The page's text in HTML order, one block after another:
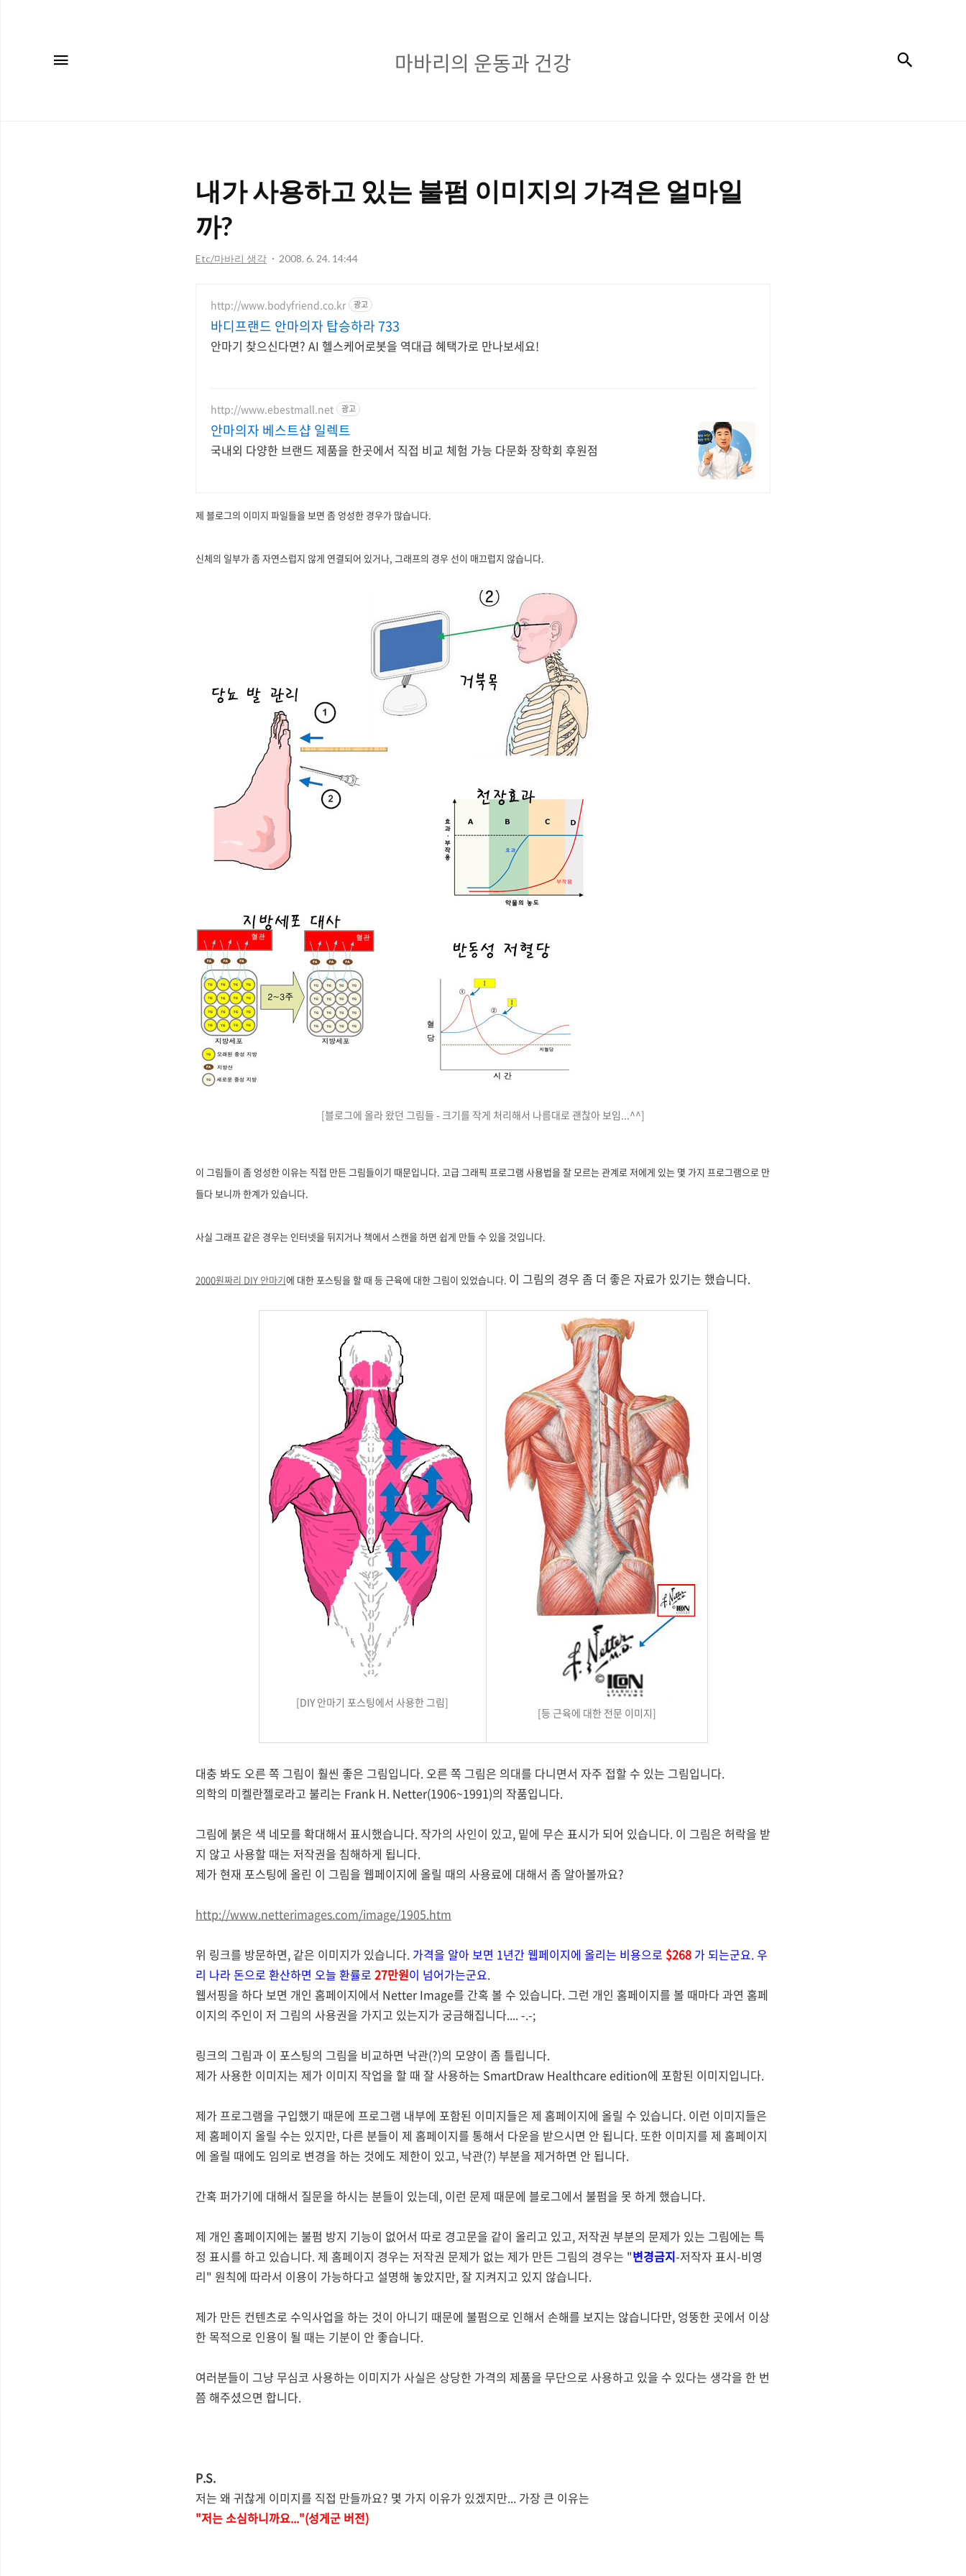
바
동
마바리의 운동과 건강
내가 사용하고 있는 불펌 이미지의 가격은 얼마일
까?
Etc/마바리 생각 2008. 6. 24. 14:44
http://www.bodyfriend.co.kr 광고
바디프랜드 안마의자 탑승하라 733
안마기 찾으신다면? AI 헬스케어로봇을 역대급 혜택가로 만나보세요!
http://www.ebestmall.net 광고
안마의자 베스트샵 일렉트
국내외 다양한 브랜드 제품을 한곳에서 직접 비교 체험 가능 다문화 장학회 후원점
제 블로그의 이미지 파일들을 보면 좀 엉성한 경우가 많습니다.
신체의 일부가 좀 자연스럽지 않게 연결되어 있거나, 그래프의 경우 선이 매끄럽지 않습니다.
[블로그에 올라 왔던 그림들 - 크기를 작게 처리해서 나름대로 괜찮아 보임...^^]
이 그림들이 좀 엉성한 이유는 직접 만든 그림들이기 때문입니다. 고급 그래픽 프로그램 사용법을 잘 모르는 관계로 저에게 있는 몇 가지 프로그램으로 만
들다 보니까 한계가 있습니다.
사실 그래프 같은 경우는 인터넷을 뒤지거나 책에서 스캔을 하면 쉽게 만들 수 있을 것입니다.
2000원짜리 DIY 안마기에 대한 포스팅을 할 때 등 근육에 대한 그림이 있었습니다. 이 그림의 경우 좀 더 좋은 자료가 있기는 했습니다.
[DIY 안마기 포스팅에서 사용한 그림]
[등 근육에 대한 전문 이미지]
대충 봐도 오른 쪽 그림이 훨씬 좋은 그림입니다. 오른 쪽 그림은 의대를 다니면서 자주 접할 수 있는 그림입니다.
의학의 미켈란젤로라고 불리는 Frank H. Netter(1906~1991)의 작품입니다.
그림에 붉은 색 네모를 확대해서 표시했습니다. 작가의 사인이 있고, 밑에 무슨 표시가 되어 있습니다. 이 그림은 허락을 받
지 않고 사용할 때는 저작권을 침해하게 됩니다.
제가 현재 포스팅에 올린 이 그림을 웹페이지에 올릴 때의 사용료에 대해서 좀 알아볼까요?
http://www.netterimages.com/image/1905.htm
위 링크를 방문하면, 같은 이미지가 있습니다. 가격을 알아 보면 1년간 웹페이지에 올리는 비용으로 $268 가 되는군요. 우
리 나라 돈으로 환산하면 오늘 환률로 27만원이 넘어가는군요.
웹서핑을 하다 보면 개인 홈페이지에서 Netter Image를 간혹 볼 수 있습니다. 그런 개인 홈페이지를 볼 때마다 과연 홈페
이지의 주인이 저 그림의 사용권을 가지고 있는지가 궁금해집니다.... -.-;
링크의 그림과 이 포스팅의 그림을 비교하면 낙관(?)의 모양이 좀 틀립니다.
제가 사용한 이미지는 제가 이미지 작업을 할 때 잘 사용하는 SmartDraw Healthcare edition에 포함된 이미지입니다.
제가 프로그램을 구입했기 때문에 프로그램 내부에 포함된 이미지들은 제 홈페이지에 올릴 수 있습니다. 이런 이미지들은
제 홈페이지 올릴 수는 있지만, 다른 분들이 제 홈페이지를 통해서 다운을 받으시면 안 됩니다. 또한 이미지를 제 홈페이지
에 올릴 때에도 임의로 변경을 하는 것에도 제한이 있고, 낙관(?) 부분을 제거하면 안 됩니다.
간혹 퍼가기에 대해서 질문을 하시는 분들이 있는데, 이런 문제 때문에 블로그에서 불펌을 못 하게 했습니다.
제 개인 홈페이지에는 불펌 방지 기능이 없어서 따로 경고문을 같이 올리고 있고, 저작권 부분의 문제가 있는 그림에는 특
정 표시를 하고 있습니다. 제 홈페이지 경우는 저작권 문제가 없는 제가 만든 그림의 경우는 "변경금지-저작자 표시-비영
리" 원칙에 따라서 이용이 가능하다고 설명해 놓았지만, 잘 지켜지고 있지 않습니다.
제가 만든 컨텐츠로 수익사업을 하는 것이 아니기 때문에 불펌으로 인해서 손해를 보지는 않습니다만, 엉뚱한 곳에서 이상
한 목적으로 인용이 될 때는 기분이 안 좋습니다.
여러분들이 그냥 무심코 사용하는 이미지가 사실은 상당한 가격의 제품을 무단으로 사용하고 있을 수 있다는 생각을 한 번
쯤 해주셨으면 합니다.
P.S.
저는 왜 귀찮게 이미지를 직접 만들까요? 몇 가지 이유가 있겠지만... 가장 큰 이유는
"저는 소심하니까요..."(성게군 버전)